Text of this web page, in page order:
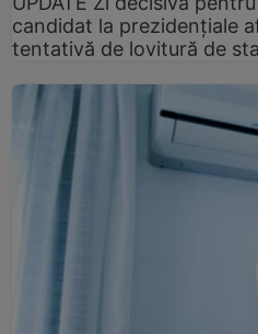
candidat la prezidențiale
tentativă de lovitură de